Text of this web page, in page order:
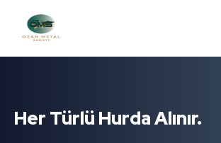
Her Türlü Hurda Alınır.